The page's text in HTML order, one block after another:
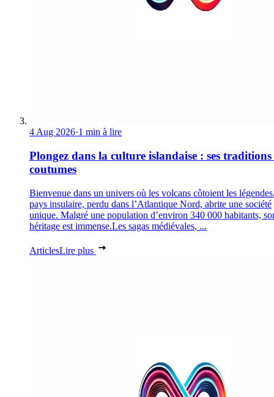
4 Aug 2026·1 min à lire
Plongez dans la culture islandaise : ses traditions
coutumes
Bienvenue dans un univers où les volcans côtoient les
pays insulaire, perdu dans l’Atlantique Nord, abrite une société
unique. Malgré une population d’environ 340 000 habitants,
héritage est immense.Les sagas médiévales, ...
ArticlesLire plus